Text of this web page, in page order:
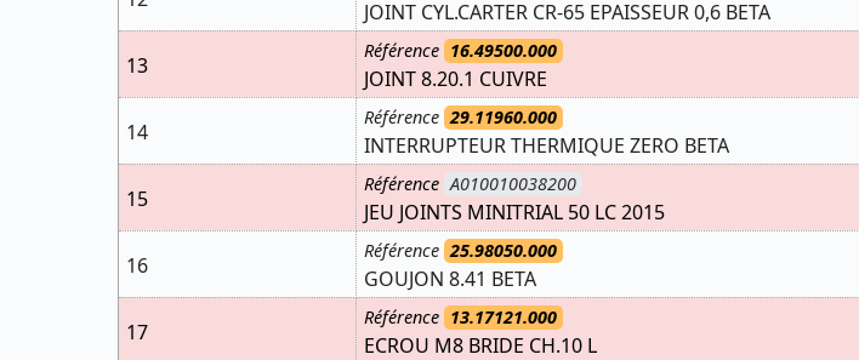
JOINT CYL.CARTER CR-65 EPAISSEUR 0,6 BETA
13
Référence 16.49500.000
JOINT 8.20.1 CUIVRE
14
Référence 29.11960.000
INTERRUPTEUR THERMIQUE ZERO BETA
15
Référence A010010038200
JEU JOINTS MINITRIAL 50 LC 2015
16
Référence 25.98050.000
GOUJON 8.41 BETA
17
Référence 13.17121.000
ECROU M8 BRIDE CH.10 L